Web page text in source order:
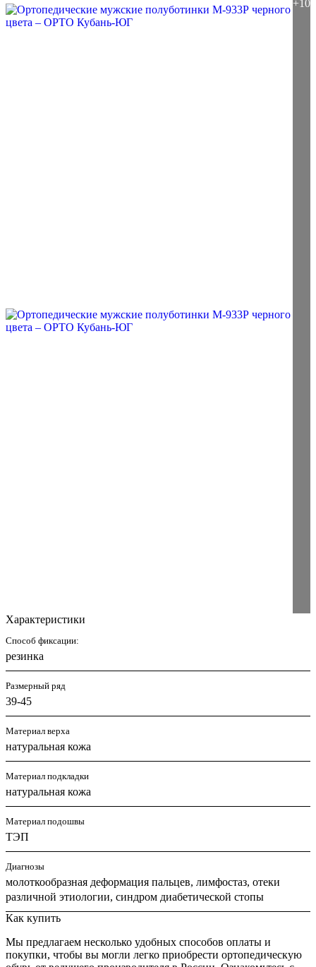
Характеристики
Способ фиксации:
резинка
Размерный ряд
39-45
Материал верха
натуральная кожа
Материал подкладки
натуральная кожа
Материал подошвы
ТЭП
Диагнозы
молоткообразная деформация пальцев, лимфостаз, отеки
различной этиологии, синдром диабетической стопы
Как купить
Мы предлагаем несколько удобных способов оплаты и
покупки, чтобы вы могли легко приобрести ортопедическую